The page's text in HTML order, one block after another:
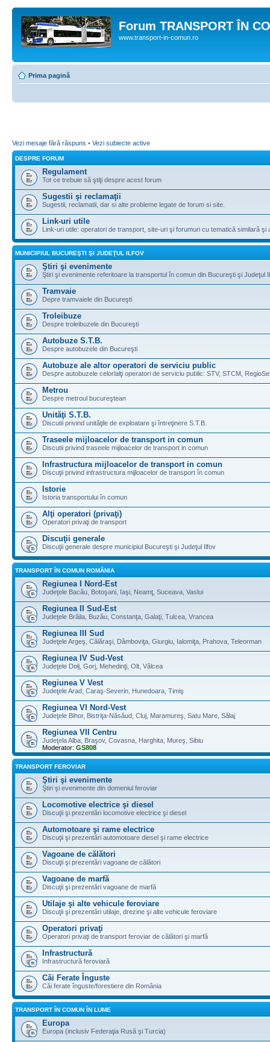
Forum TRANSPORT ÎN
www.transport-in-comun.ro
Prima pagină
Vezi mesaje fără răspuns • Vezi subiecte active
DESPRE FORUM
Regulament
Tot ce trebuie să ştiţi despre acest forum
Sugestii şi reclamaţii
Sugestii, reclamatii, dar si alte probleme legate de forum si site.
Link-uri utile
Link-uri utile: operatori de transport, site-uri şi forumuri cu tematică similară şi
MUNICIPIUL BUCUREŞTI ŞI JUDEŢUL ILFOV
Ştiri şi evenimente
Ştiri şi evenimente referitoare la transportul în comun din Bucureşti şi Judeţul
Tramvaie
Depre tramvaiele din Bucureşti
Troleibuze
Despre troleibuzele din Bucureşti
Autobuze S.T.B.
Despre autobuzele din Bucureşti
Autobuze ale altor operatori de serviciu public
Despre autobuzele celorlalţi operatori de serviciu public: STV, STCM,
Metrou
Despre metroul bucureştean
Unităţi S.T.B.
Discutii privind unităţile de exploatare şi întreţinere S.T.B.
Traseele mijloacelor de transport in comun
Discutii privind traseele mijloacelor de transport in comun
Infrastructura mijloacelor de transport in comun
Discuţii privind infrastructura mijloacelor de transport în comun
Istorie
Istoria transportului în comun
Alţi operatori (privaţi)
Operatori privaţi de transport
Discuţii generale
Discuţii generale despre municipiul Bucureşti şi Judeţul Ilfov
TRANSPORT ÎN COMUN ROMÂNIA
Regiunea I Nord-Est
Judeţele Bacău, Botoşani, Iaşi, Neamţ, Suceava, Vaslui
Regiunea II Sud-Est
Judeţele Brăila, Buzău, Constanţa, Galaţi, Tulcea, Vrancea
Regiunea III Sud
Judeţele Argeş, Călăraşi, Dâmboviţa, Giurgiu, Ialomiţa, Prahova, Teleorman
Regiunea IV Sud-Vest
Judeţele Dolj, Gorj, Mehedinţi, Olt, Vâlcea
Regiunea V Vest
Judeţele Arad, Caraş-Severin, Hunedoara, Timiş
Regiunea VI Nord-Vest
Judeţele Bihor, Bistriţa-Năsăud, Cluj, Maramureş, Satu Mare, Sălaj
Regiunea VII Centru
Judeţela Alba, Braşov, Covasna, Harghita, Mureş, Sibiu
Moderator: GS808
TRANSPORT FEROVIAR
Ştiri şi evenimente
Ştiri şi evenimente din domeniul feroviar
Locomotive electrice şi diesel
Discuţii şi prezentări locomotive electrice şi diesel
Automotoare şi rame electrice
Discuţii şi prezentări automotoare diesel şi rame electrice
Vagoane de călători
Discuţii şi prezentări vagoane de călători
Vagoane de marfă
Discuţii şi prezentări vagoane de marfă
Utilaje şi alte vehicule feroviare
Discuţii şi prezentări utilaje, drezine şi alte vehicule feroviare
Operatori privaţi
Operatori privaţi de transport feroviar de călători şi marfă
Infrastructură
Infrastructură feroviară
Căi Ferate Înguste
Căi ferate înguste/forestiere din România
TRANSPORT ÎN COMUN ÎN LUME
Europa
Europa (inclusiv Federaţia Rusă şi Turcia)